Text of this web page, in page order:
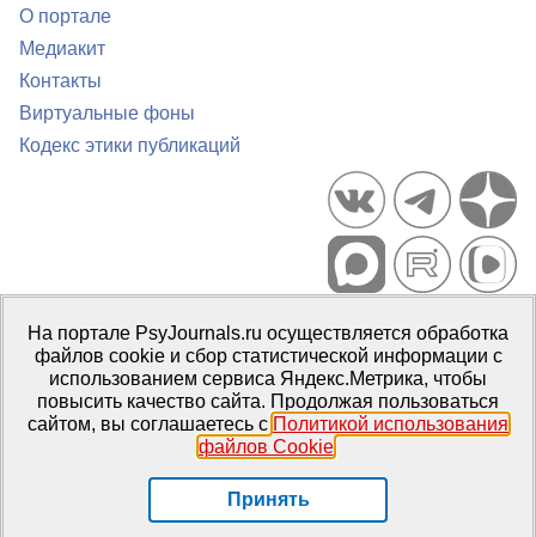
О портале
Медиакит
Контакты
Виртуальные фоны
Кодекс этики публикаций
Портал психологических изданий PsyJournals.ru, 2007–2026
Правила использования материалов
Свидетельство регистрации СМИЭл № ФС77-66447 от 14 июля
2016 г.
Издатель: ФГБОУ ВО МГППУ
На портале PsyJournals.ru осуществляется обработка
файлов cookie и сбор статистической информации с
использованием сервиса Яндекс.Метрика, чтобы
повысить качество сайта. Продолжая пользоваться
сайтом, вы соглашаетесь с Политикой использования
файлов Cookie.
Принять